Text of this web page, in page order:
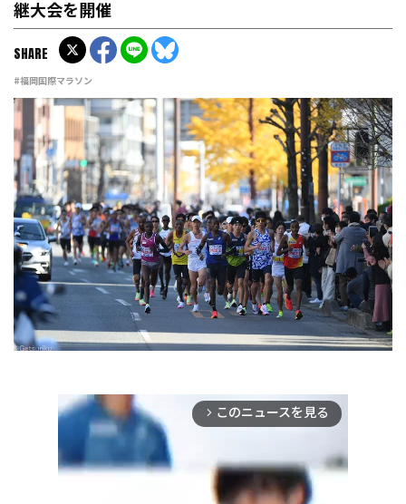
継大会を開催
#福岡国際マラソン
SHARE
arrow_forward_ios このニュースを見る